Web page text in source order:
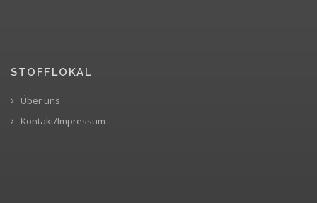
STOFFLOKAL
Über uns
Kontakt/Impressum